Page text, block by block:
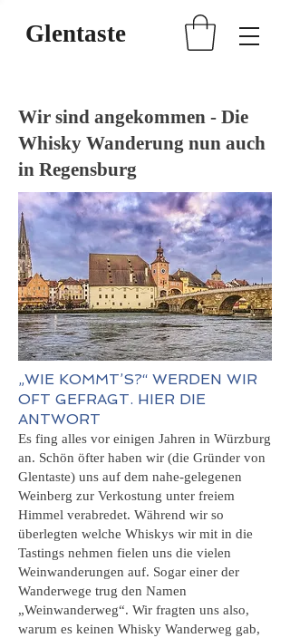
Glentaste
Wir sind angekommen - Die
Whisky Wanderung nun auch
in Regensburg
„WIE KOMMT’S?“ WERDEN WIR
OFT GEFRAGT. HIER DIE
ANTWORT
Es fing alles vor einigen Jahren in Würzburg
an. Schön öfter haben wir (die Gründer von
Glentaste) uns auf dem nahe-gelegenen
Weinberg zur Verkostung unter freiem
Himmel verabredet. Während wir so
überlegten welche Whiskys wir mit in die
Tastings nehmen fielen uns die vielen
Weinwanderungen auf. Sogar einer der
Wanderwege trug den Namen
„Weinwanderweg“. Wir fragten uns also,
warum es keinen Whisky Wanderweg gab,